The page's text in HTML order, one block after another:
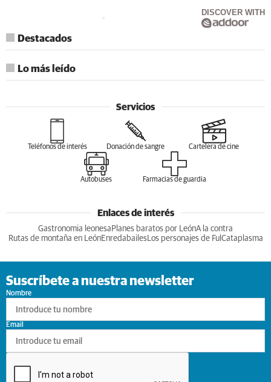
DISCOVER WITH
Destacados
Lo más leído
Servicios
Teléfonos de interés Donación de sangre Cartelera de cine
Autobuses Farmacias de guardia
Enlaces de interés
Gastronomia leonesa Planes baratos por LeónA la contra
Rutas de montaña en LeónEnredabailesLos personajes de Ful Cataplasma
Suscríbete a nuestra newsletter
Nombre
Email